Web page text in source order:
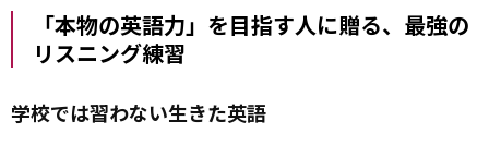
「本物の英語力」を目指す人に贈る、最強の
リスニング練習
学校では習わない生きた英語